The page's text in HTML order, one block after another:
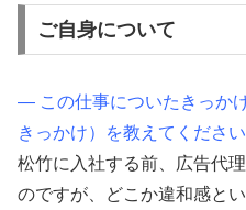
ご自身について
― この仕事についたきっか
きっかけ）を教えてください
松竹に入社する前、広告代
のですが、どこか違和感と